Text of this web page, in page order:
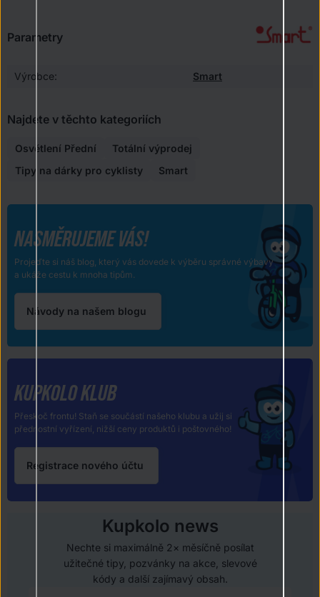
Parametry
Výrobce: Smart
Najdete v těchto kategoriích
Osvětlení Přední
Totální výprodej
Tipy na dárky pro cyklisty
Smart
KUPKOLO KLUB
Přeskoč frontu! Staň se součástí našeho klubu a užij si
přednostní vyřízení, nižší ceny produktů i poštovného!
Registrace nového účtu
NASMĚRUJEME VÁS!
Projeďte si náš blog, který vás dovede k výběru správné výbavy
a ukáže cestu k mnoha tipům.
Návody na našem blogu
Kupkolo news
Nechte si maximálně 2× měsíčně posílat
užitečné tipy, pozvánky na akce, slevové
kódy a další zajímavý obsah.